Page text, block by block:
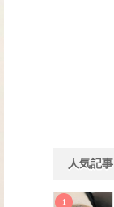
人気記事
1